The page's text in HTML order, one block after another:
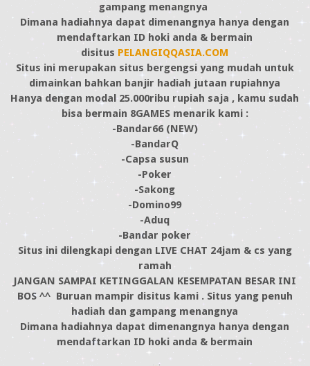
gampang menangnya
Dimana hadiahnya dapat dimenangnya hanya dengan
mendaftarkan ID hoki anda & bermain
disitus PELANGIQQASIA.COM
Situs ini merupakan situs bergengsi yang mudah untuk
dimainkan bahkan banjir hadiah jutaan rupiahnya
Hanya dengan modal 25.000ribu rupiah saja , kamu sudah
bisa bermain 8GAMES menarik kami :
-Bandar66 (NEW)
-BandarQ
-Capsa susun
-Poker
-Sakong
-Domino99
-Aduq
-Bandar poker
Situs ini dilengkapi dengan LIVE CHAT 24jam & cs yang
ramah
JANGAN SAMPAI KETINGGALAN KESEMPATAN BESAR INI
BOS ^^ Buruan mampir disitus kami . Situs yang penuh
hadiah dan gampang menangnya
Dimana hadiahnya dapat dimenangnya hanya dengan
mendaftarkan ID hoki anda & bermain